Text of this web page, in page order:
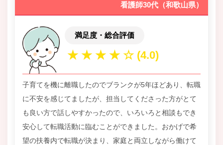
看護師30代（和歌山県）
満足度・総合評価
子育てを機に離職したのでブランクが5年ほどあり、転職
に不安を感じてましたが、担当してくださった方がとて
も良い方で話しやすかったので、いろいろと相談もでき
安心して転職活動に臨むことができました。おかげで希
望の扶養内で転職が決まり、家庭と両立しながら働けて